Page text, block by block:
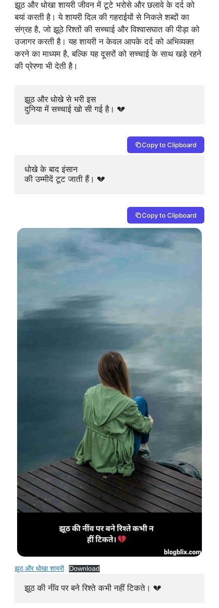
झूठ और धोखा शायरी जीवन में टूटे भरोसे और छलावे के दर्द को
बयां करती है। ये शायरी दिल की गहराईयों से निकले शब्दों का
संग्रह है, जो झूठे रिश्तों की सच्चाई और विश्वासघात की पीड़ा को
उजागर करती है। यह शायरी न केवल आपके दर्द को अभिव्यक्त
करने का माध्यम है, बल्कि यह दूसरों को सच्चाई के साथ खड़े रहने
की प्रेरणा भी देती है।
झूठ और धोखे से भरी इस
दुनिया में सच्चाई खो सी गई है। 💔
Copy to Clipboard
धोखे के बाद इंसान
की उम्मीदें टूट जाती हैं। 💔
Copy to Clipboard
झूठ और धोखा शायरी Download
झूठ की नींव पर बने रिश्ते कभी नहीं टिकते। 💔